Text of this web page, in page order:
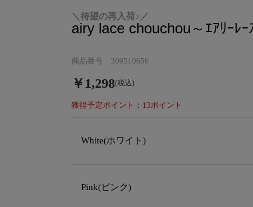
＼待望の再入荷♪／
airy lace chouchou～ｴｱﾘｰﾚｰｽ
商品番号 309510656
￥1,298(税込)
獲得予定ポイント：13ポイント
White(ホワイト)
Pink(ピンク)